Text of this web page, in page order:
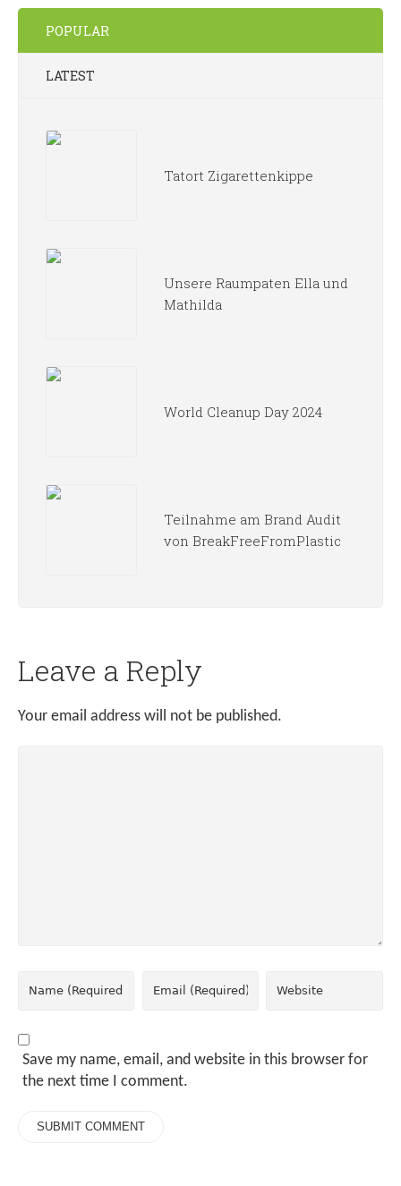
POPULAR
LATEST
Tatort Zigarettenkippe
Unsere Raumpaten Ella und
Mathilda
World Cleanup Day 2024
Teilnahme am Brand Audit
von BreakFreeFromPlastic
Leave a Reply
Your email address will not be published.
Save my name, email, and website in this browser for
the next time I comment.